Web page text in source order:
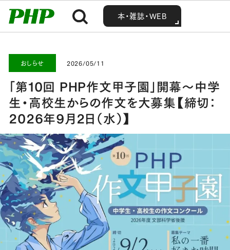
本・雑誌・WEB
本・雑誌・WEB
「第10回 PHP作文甲子園」開幕～中学生・高校生からの作文を大募集【締切：2026年9月2日（水）】
おしらせ 2026/05/11
「第10回 PHP作文甲子園」開幕～中学
生・高校生からの作文を大募集【締切：
2026年9月2日（水）】